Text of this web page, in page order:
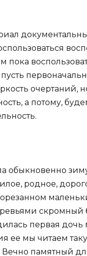
пока
очертаний,
а потому,
обыкновенно
родное,
первая
ее мы читаем
Вечно памятный